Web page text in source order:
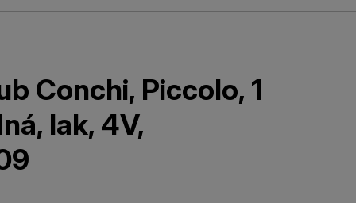
Conchi, Piccolo, 1
lak, 4V,